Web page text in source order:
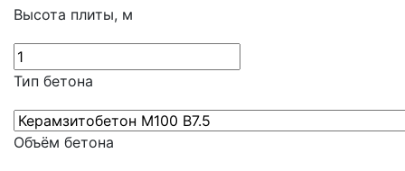
Высота плиты, м
Тип бетона
Объём бетона